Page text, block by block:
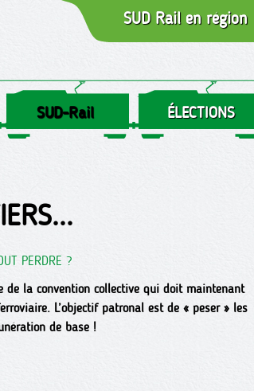
SUD Rail en région
SUD-Rail ÉLECTIONS
PERDRE ?
la convention collective qui doit maintenant
L’objectif patronal est de « peser » les
de base !